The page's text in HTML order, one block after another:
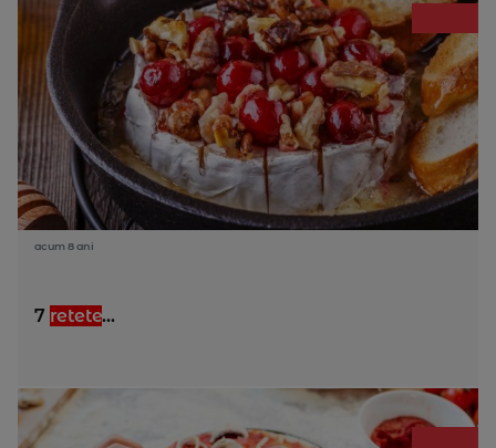
acum 8 ani
7 retete...